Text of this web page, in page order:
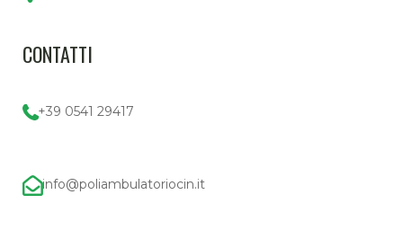
CONTATTI
+39 0541 29417
info@poliambulatoriocin.it